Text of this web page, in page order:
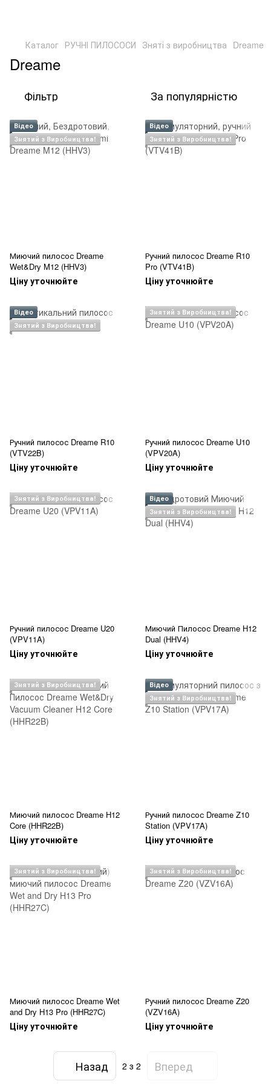
Каталог РУЧНІ ПИЛОСОСИ Зняті з виробництва Dreame
Dreame
Фільтр За популярністю
Відео
Знятий з Виробництва!
Миючий пилосос Dreame
Wet&Dry M12 (HHV3)
Ціну уточнюйте
Відео
Знятий з Виробництва!
Ручний пилосос Dreame R10
Pro (VTV41B)
Ціну уточнюйте
Відео
Знятий з Виробництва!
Ручний пилосос Dreame R10
(VTV22B)
Ціну уточнюйте
Знятий з Виробництва!
Ручний пилосос Dreame U10
(VPV20A)
Ціну уточнюйте
Знятий з Виробництва!
Ручний пилосос Dreame U20
(VPV11A)
Ціну уточнюйте
Відео
Знятий з Виробництва!
Миючий Пилосос Dreame H12
Dual (HHV4)
Ціну уточнюйте
Знятий з Виробництва!
Миючий пилосос Dreame H12
Core (HHR22B)
Ціну уточнюйте
Відео
Знятий з Виробництва!
Ручний пилосос Dreame Z10
Station (VPV17A)
Ціну уточнюйте
Знятий з Виробництва!
Миючий пилосос Dreame Wet
and Dry H13 Pro (HHR27C)
Ціну уточнюйте
Знятий з Виробництва!
Ручний пилосос Dreame Z20
(VZV16A)
Ціну уточнюйте
Назад 2 з 2 Вперед